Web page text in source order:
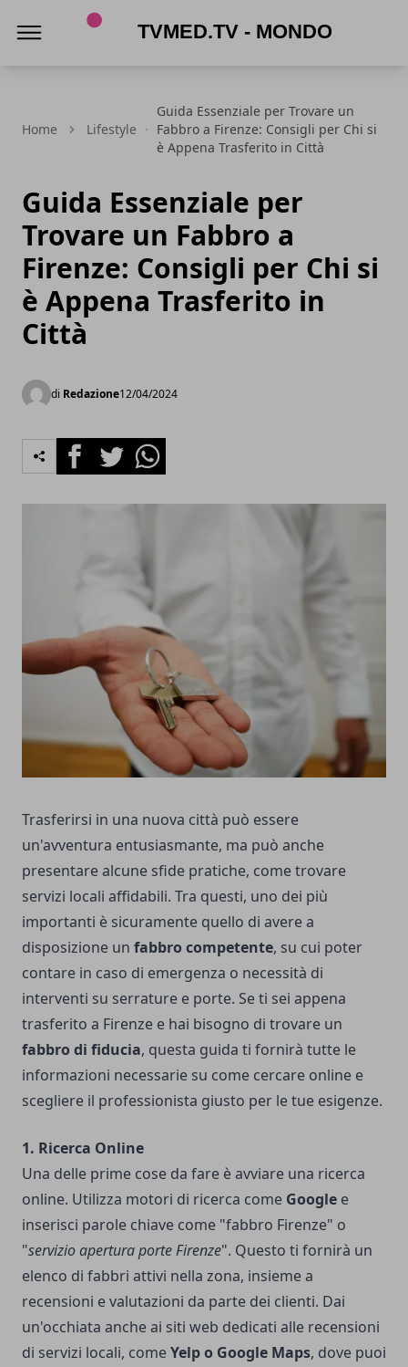
Home Lifestyle
Guida Essenziale per Trovare un
Fabbro a Firenze: Consigli per Chi si
è Appena Trasferito in Città
Guida Essenziale per
Trovare un Fabbro a
Firenze: Consigli per Chi si
è Appena Trasferito in
Città
di Redazione12/04/2024
FacebookTwitterWhatsapp
Trasferirsi in una nuova città può essere
un'avventura entusiasmante, ma può anche
presentare alcune sfide pratiche, come trovare
servizi locali affidabili. Tra questi, uno dei più
importanti è sicuramente quello di avere a
disposizione un fabbro competente, su cui poter
contare in caso di emergenza o necessità di
interventi su serrature e porte. Se ti sei appena
trasferito a Firenze e hai bisogno di trovare un
fabbro di fiducia, questa guida ti fornirà tutte le
informazioni necessarie su come cercare online e
scegliere il professionista giusto per le tue esigenze.
1. Ricerca Online
Una delle prime cose da fare è avviare una ricerca
online. Utilizza motori di ricerca come Google e
inserisci parole chiave come "fabbro Firenze" o
"servizio apertura porte Firenze". Questo ti fornirà un
elenco di fabbri attivi nella zona, insieme a
recensioni e valutazioni da parte dei clienti. Dai
un'occhiata anche ai siti web dedicati alle recensioni
di servizi locali, comeYelp o Google Maps, dove puoi